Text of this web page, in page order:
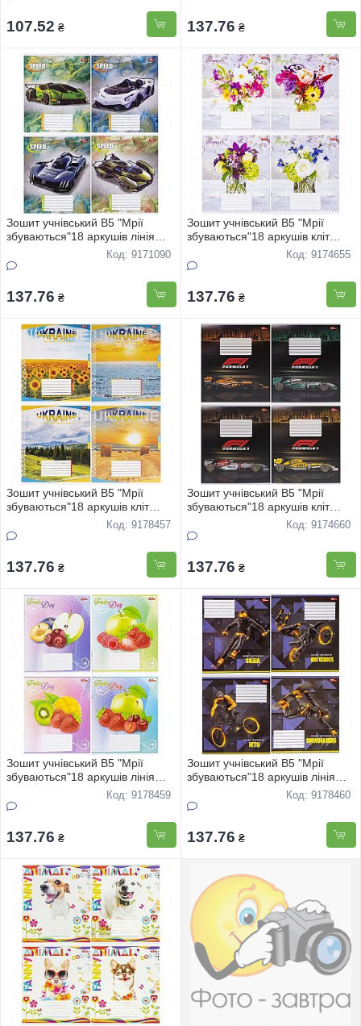
107.52 ₴ 137.76 ₴
Зошит учнівський В5 "Мрії
збуваються"18 аркушів лінія
"Королi дорiг"3491 20штКод: 9171090
137.76 ₴
Зошит учнівський В5 "Мрії
збуваються"18 аркушів кліт
"Букет квiтiв" 3602 20штКод: 9174655
137.76 ₴
Зошит учнівський В5 "Мрії
збуваються"18 аркушів кліт
"Україна" 3716 20штКод: 9178457
137.76 ₴
Зошит учнівський В5 "Мрії
збуваються"18 аркушів кліт
"Автостиль" 3709 20штКод: 9174660
137.76 ₴
Зошит учнівський В5 "Мрії
збуваються"18 аркушів лінія
"Фрукти" 3484 20штКод: 9178459
137.76 ₴
Зошит учнівський В5 "Мрії
збуваються"18 аркушів лінія
Код: 9178460
137.76 ₴